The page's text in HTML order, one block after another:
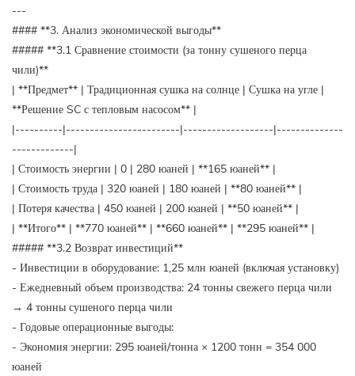
---
#### **3. Анализ экономической выгоды**
##### **3.1 Сравнение стоимости (за тонну сушеного перца
чили)**
| **Предмет** | Традиционная сушка на солнце | Сушка на угле |
**Решение SC с тепловым насосом** |
|----------|------------------------|-------------------|--------------
-------------|
| Стоимость энергии | 0 | 280 юаней | **165 юаней** |
| Стоимость труда | 320 юаней | 180 юаней | **80 юаней** |
| Потеря качества | 450 юаней | 200 юаней | **50 юаней** |
| **Итого** | **770 юаней** | **660 юаней** | **295 юаней** |
##### **3.2 Возврат инвестиций**
- Инвестиции в оборудование: 1,25 млн юаней (включая установку)
- Ежедневный объем производства: 24 тонны свежего перца чили
→ 4 тонны сушеного перца чили
- Годовые операционные выгоды:
- Экономия энергии: 295 юаней/тонна × 1200 тонн = 354 000
юаней